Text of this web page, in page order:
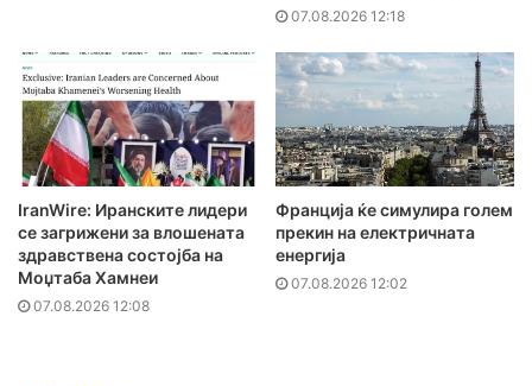
07.08.2026 12:18
IranWire: Иранските лидери
се загрижени за влошената
здравствена состојба на
Моџтаба Хамнеи
07.08.2026 12:08
Франција ќе симулира голем
прекин на електричната
енергија
07.08.2026 12:02